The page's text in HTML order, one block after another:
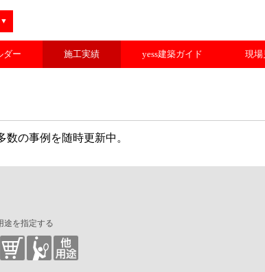
ダー 施工実績 yess建築ガイド 現場
の事例を随時更新中。
途を指定する